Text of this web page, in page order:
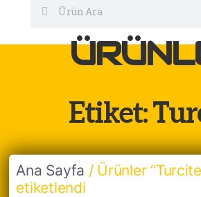
Etiket:
Ana Sayfa / Ürünler
etiketlendi